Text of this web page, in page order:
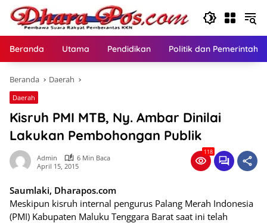
Langsung
konten
Beranda Utama Pendidikan Politik dan
Beranda Daerah
Daerah
Kisruh PMI MTB, Ny. Ambar Dinilai
Lakukan Pembohongan Publik
Admin
6 Min Baca
April 15, 2015
118
Saumlaki, Dharapos.com
Meskipun kisruh internal pengurus Palang Merah Indonesia
(PMI) Kabupaten Maluku Tenggara Barat saat ini telah